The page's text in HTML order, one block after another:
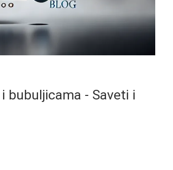
bubuljicama - Saveti i